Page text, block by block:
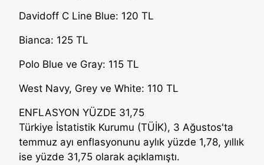
Davidoff C Line Blue: 120 TL
Bianca: 125 TL
Polo Blue ve Gray: 115 TL
West Navy, Grey ve White: 110 TL
ENFLASYON YÜZDE 31,75
Türkiye İstatistik Kurumu (TÜİK), 3 Ağustos'ta
temmuz ayı enflasyonunu aylık yüzde 1,78, yıllık
ise yüzde 31,75 olarak açıklamıştı.